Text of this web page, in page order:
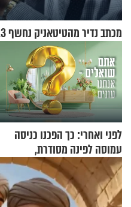
מכתב נדיר מהטיטאניק נחשף 113 שנים אחרי האסון
לפני ואחרי: כך הפכנו כניסה
עמוסה לפינה מסודרת,
שימושית ומזמינה